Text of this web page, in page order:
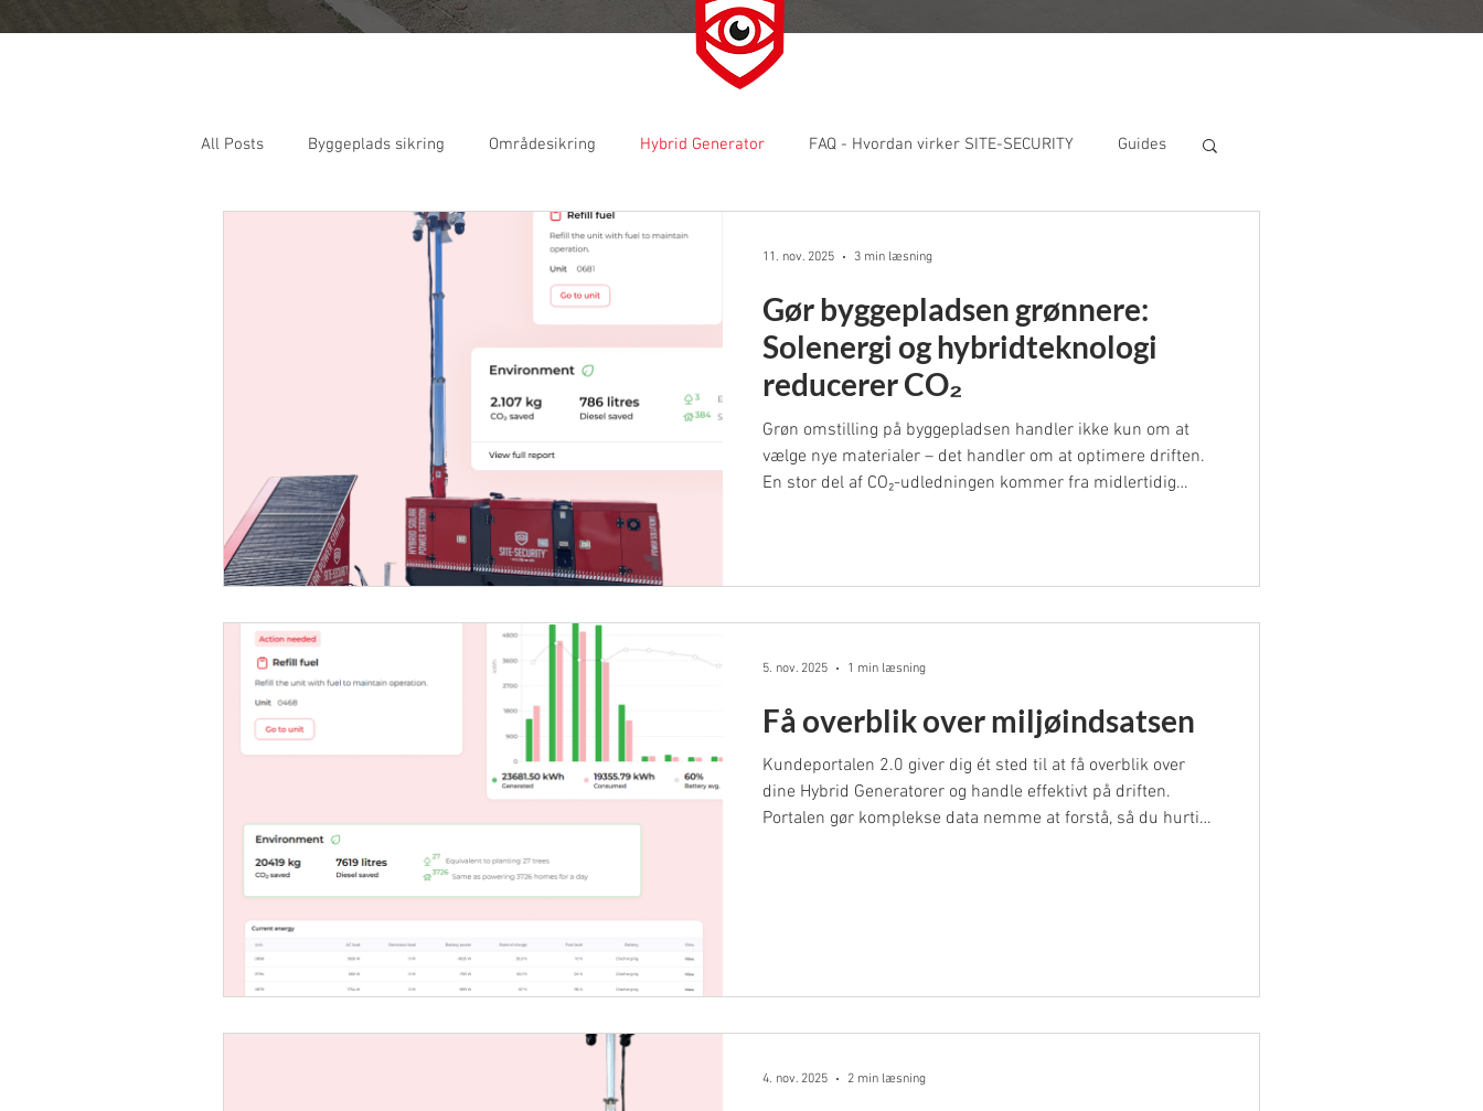
All Posts Byggeplads sikring Områdesikring Hybrid Generator FAQ - Hvordan virker SITE-SECURITY Guides
Overvågnings optagelser Software & Produktupdates
Gør byggepladsen grønnere:
Solenergi og hybridteknologi
reducerer CO₂
Grøn omstilling på byggepladsen handler ikke kun om at
vælge nye materialer – det handler om at optimere driften.
En stor del af CO₂-udledningen kommer fra midlertidig
SECURITY Hybrid Generator kan gøre driften markant
11. nov. 2025 3 min læsning
Få overblik over miljøindsatsen
Kundeportalen 2.0 giver dig ét sted til at få overblik over
dine Hybrid Generatorer og handle effektivt på driften.
Portalen gør komplekse data nemme at forstå, så du hurtigt
5. nov. 2025 1 min læsning
4. nov. 2025 2 min læsning